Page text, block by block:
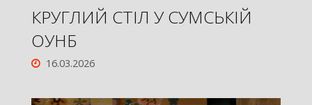
КРУГЛИЙ СТІЛ У СУМСЬКІЙ
ОУНБ
16.03.2026